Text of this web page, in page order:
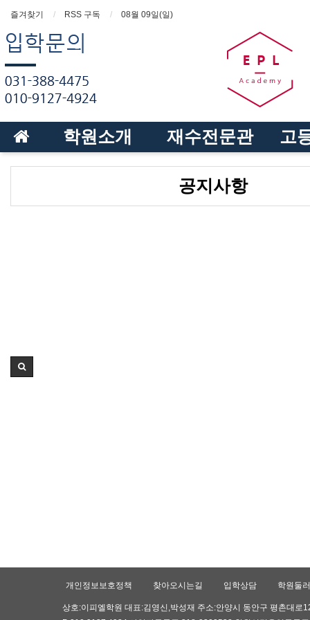
즐겨찾기 RSS 구독 08월 09일(일)
학원소개 재수전문관 고
공지사항
개인정보보호정책 찾아오시는길 입학상담 학원둘
상호:이피엘학원 대표:김영신,박성재 주소:안양시 동안구 평촌대